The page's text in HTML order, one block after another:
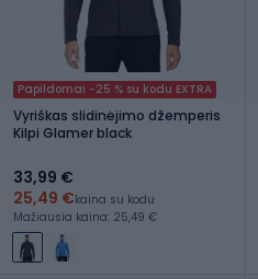
Papildomai -25 % su kodu EXTRA
Vyriškas slidinėjimo džemperis
Kilpi Glamer black
33,99 €
25,49 €kaina su kodu
Mažiausia kaina: 25,49 €